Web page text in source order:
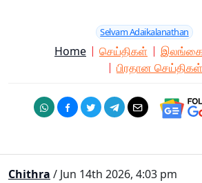
Selvam Adaikalanathan
Home செய்திகள்
இலங்கை
பிரதான செய்திகள்
Chithra / Jun 14th 2026, 4:03 pm